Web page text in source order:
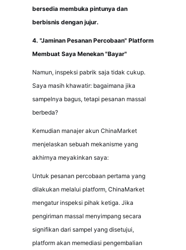
bersedia membuka pintunya dan
berbisnis dengan jujur.
4. "Jaminan Pesanan Percobaan" Platform
Membuat Saya Menekan "Bayar"
Namun, inspeksi pabrik saja tidak cukup.
Saya masih khawatir: bagaimana jika
sampelnya bagus, tetapi pesanan massal
berbeda?
Kemudian manajer akun ChinaMarket
menjelaskan sebuah mekanisme yang
akhirnya meyakinkan saya:
Untuk pesanan percobaan pertama yang
dilakukan melalui platform, ChinaMarket
mengatur inspeksi pihak ketiga. Jika
pengiriman massal menyimpang secara
signifikan dari sampel yang disetujui,
platform akan memediasi pengembalian